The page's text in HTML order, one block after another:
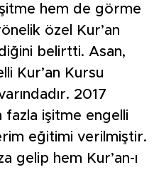
hem de görme
özel Kur’an
belirtti. Asan,
Kur’an Kursu
2017
fazla işitme engelli
eğitimi verilmiştir.
gelip hem Kur’an-ı